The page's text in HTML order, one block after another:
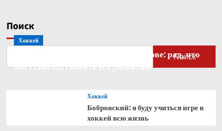
Поиск
Поиск
Хоккей
Бобровский — о голкипере Ахтямове: рад, что
могу способствовать его развитию
Хоккей
Бобровский: я буду учиться игре в
хоккей всю жизнь